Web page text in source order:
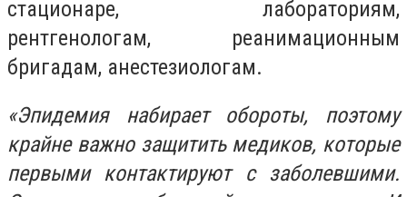
стационаре, лабораториям,
рентгенологам, реанимационным
бригадам, анестезиологам.
«Эпидемия набирает обороты, поэтому
крайне важно защитить медиков, которые
первыми контактируют с заболевшими.